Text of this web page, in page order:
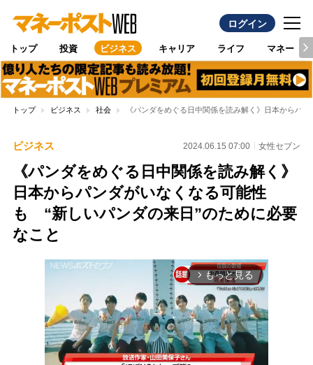
ログイン
トップ 投資 ビジネス キャリア ライフ マネー
トップ ビジネス 社会 《パンダをめぐる日中関係を読み解く》日本からパ
ビジネス 2024.06.15 07:00 女性セブン
《パンダをめぐる日中関係を読み解く》
日本からパンダがいなくなる可能性
も “新しいパンダの来日”のために必要
なこと
arrow_forward_ios もっと見る